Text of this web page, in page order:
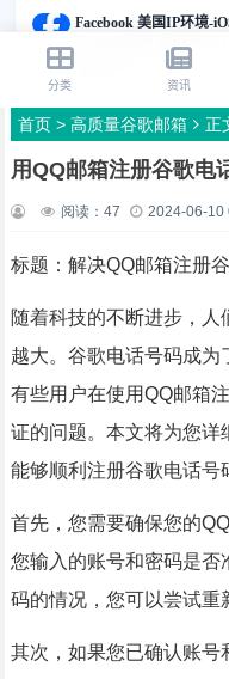
首页> 高质量谷歌邮箱 正
用QQ邮箱注册谷歌电
阅读： 47 2024-06-10
标题：解决QQ邮箱注册
随着科技的不断进步，
越大。谷歌电话号码成为
有些用户在使用QQ邮箱
证的问题。本文将为您详
能够顺利注册谷歌电话号
首先，您需要确保您的
您输入的账号和密码是否
码的情况，您可以尝试重
其次，如果您已确认账号